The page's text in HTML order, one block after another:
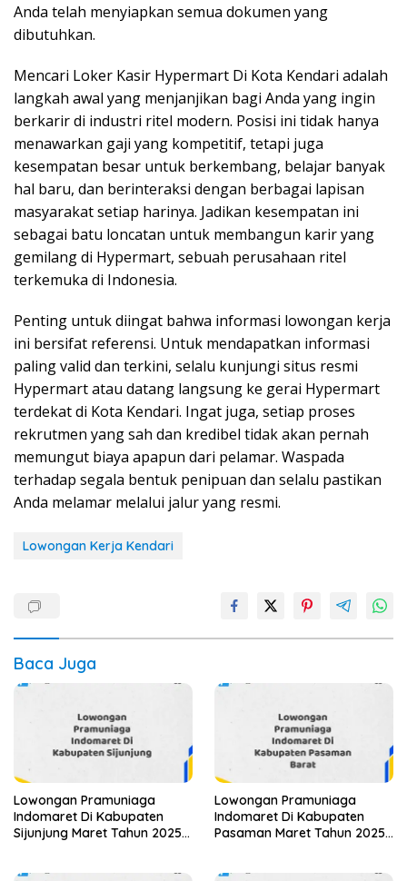
Anda telah menyiapkan semua dokumen yang
dibutuhkan.
Mencari Loker Kasir Hypermart Di Kota Kendari adalah
langkah awal yang menjanjikan bagi Anda yang ingin
berkarir di industri ritel modern. Posisi ini tidak hanya
menawarkan gaji yang kompetitif, tetapi juga
kesempatan besar untuk berkembang, belajar banyak
hal baru, dan berinteraksi dengan berbagai lapisan
masyarakat setiap harinya. Jadikan kesempatan ini
sebagai batu loncatan untuk membangun karir yang
gemilang di Hypermart, sebuah perusahaan ritel
terkemuka di Indonesia.
Penting untuk diingat bahwa informasi lowongan kerja
ini bersifat referensi. Untuk mendapatkan informasi
paling valid dan terkini, selalu kunjungi situs resmi
Hypermart atau datang langsung ke gerai Hypermart
terdekat di Kota Kendari. Ingat juga, setiap proses
rekrutmen yang sah dan kredibel tidak akan pernah
memungut biaya apapun dari pelamar. Waspada
terhadap segala bentuk penipuan dan selalu pastikan
Anda melamar melalui jalur yang resmi.
Lowongan Kerja Kendari
Baca Juga
Lowongan Pramuniaga
Indomaret Di Kabupaten
Sijunjung Maret Tahun 2025
Lowongan Pramuniaga
Indomaret Di Kabupaten
Pasaman Maret Tahun 2025